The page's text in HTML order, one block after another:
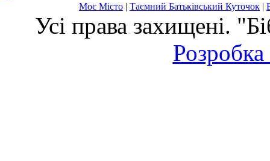
Моє Місто | Таємний Батьківський Куточок |
Усі права захищені.